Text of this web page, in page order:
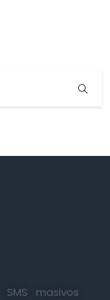
masivos